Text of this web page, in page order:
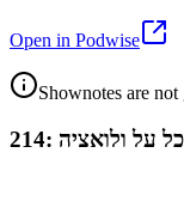
Open in Podwise
Shownotes are